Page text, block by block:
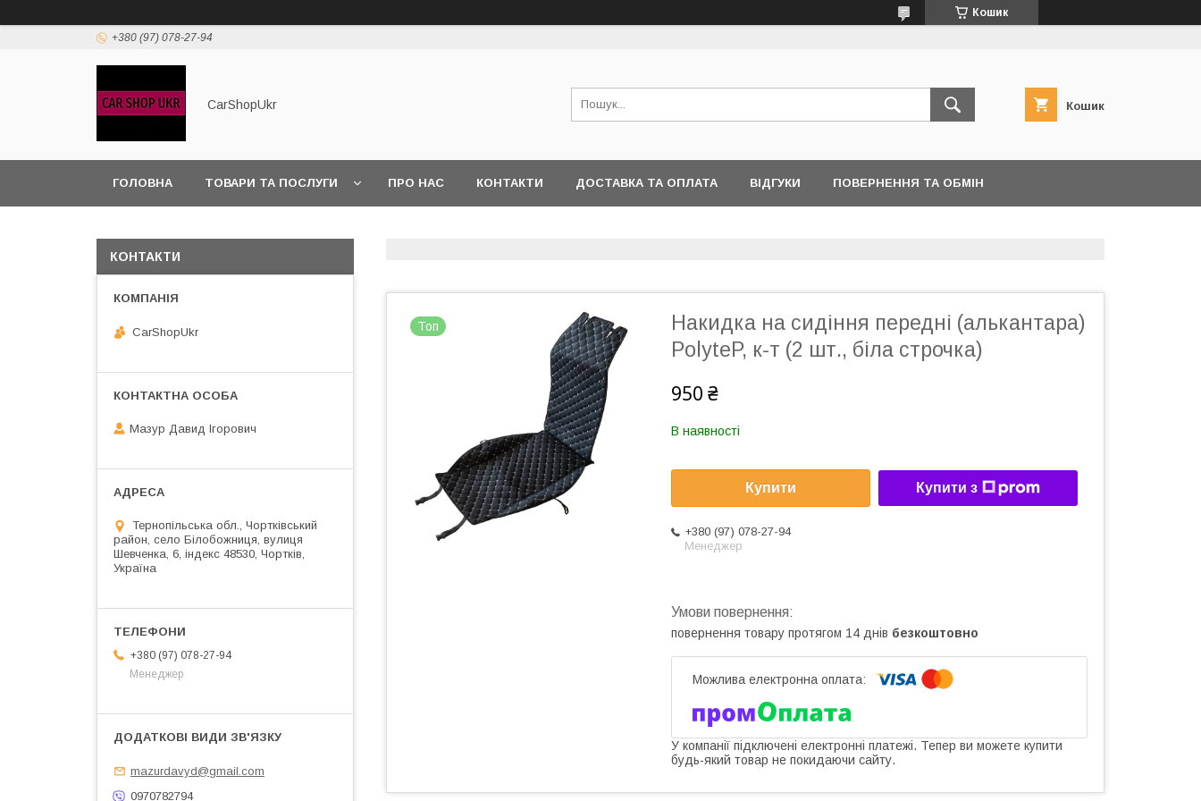
Кошик
+380 (97) 078-27-94
CarShopUkr Кошик
ГОЛОВНА ТОВАРИ ТА ПОСЛУГИ ПРО НАС КОНТАКТИ ДОСТАВКА ТА ОПЛАТА ВІДГУКИ ПОВЕРНЕННЯ ТА ОБМІН
Топ
Накидка на сидіння передні (алькантара)
PolyteP, к-т (2 шт., біла строчка)
950 ₴
В наявності
Купити Купити з
+380 (97) 078-27-94
Менеджер
повернення товару протягом 14 днів безкоштовно
У компанії підключені електронні платежі. Тепер ви можете купити
будь-який товар не покидаючи сайту.
КОНТАКТИ
CarShopUkr
Мазур Давид Ігорович
Тернопільська обл., Чортківський
район, село Білобожниця, вулиця
Шевченка, 6, індекс 48530, Чортків,
Україна
+380 (97) 078-27-94
Менеджер
mazurdavyd@gmail.com
0970782794